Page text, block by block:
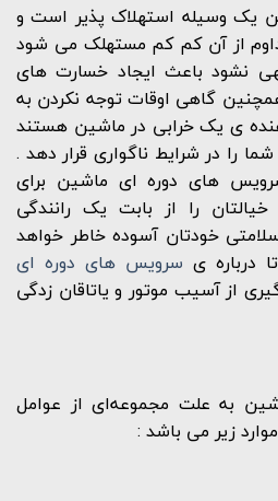
یک وسیله استهلاک پذیر است و
از آن کم کم مستهلک می شود
نشود باعث ایجاد خسارت های
گاهی اوقات توجه نکردن به
ی یک خرابی در ماشین هستند
را در شرایط ناگواری قرار دهد .
های دوره ای ماشین برای
را از بابت یک رانندگی
خودتان آسوده خاطر خواهد
درباره ی سرویس های دوره ای
از آسیب موتور و یاتاقان زدگی
به علت مجموعه‌ای از عوامل
زیر می باشد :